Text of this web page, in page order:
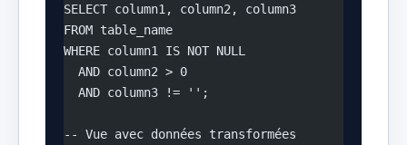
SELECT column1, column2, column3
FROM table_name
WHERE column1 IS NOT NULL
  AND column2 > 0
  AND column3 != '';
-- Vue avec données transformées